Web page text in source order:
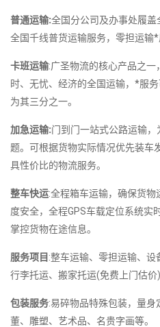
普通运输:全国分公司及办事处履
全国千线普货运输服务，零担运输*
卡班运输:广圣物流的核心产品之一
时、无忧、经济的全国运输，*服
为其三分之一。
加急运输:门到门一站式公路运输
题。可根据货物实际情况优先装车
具性价比的物流服务。
整车快运:全程箱车运输，确保货
度安全，全程GPS车载定位系统实
掌控货物在途信息。
服务项目 :整车运输、零担运输、设
行李托运、搬家托运(免费上门估价)
包装服务:易碎物品特殊包装，量
董、雕塑、艺术品、名贵字画等。